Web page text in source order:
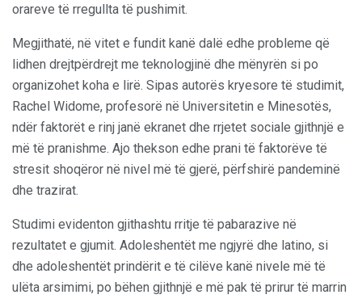
orareve të rregullta të pushimit.
Megjithatë, në vitet e fundit kanë dalë edhe probleme që
lidhen drejtpërdrejt me teknologjinë dhe mënyrën si po
organizohet koha e lirë. Sipas autorës kryesore të studimit,
Rachel Widome, profesorë në Universitetin e Minesotës,
ndër faktorët e rinj janë ekranet dhe rrjetet sociale gjithnjë e
më të pranishme. Ajo thekson edhe prani të faktorëve të
stresit shoqëror në nivel më të gjerë, përfshirë pandeminë
dhe trazirat.
Studimi evidenton gjithashtu rritje të pabarazive në
rezultatet e gjumit. Adoleshentët me ngjyrë dhe latino, si
dhe adoleshentët prindërit e të cilëve kanë nivele më të
ulëta arsimimi, po bëhen gjithnjë e më pak të prirur të marrin